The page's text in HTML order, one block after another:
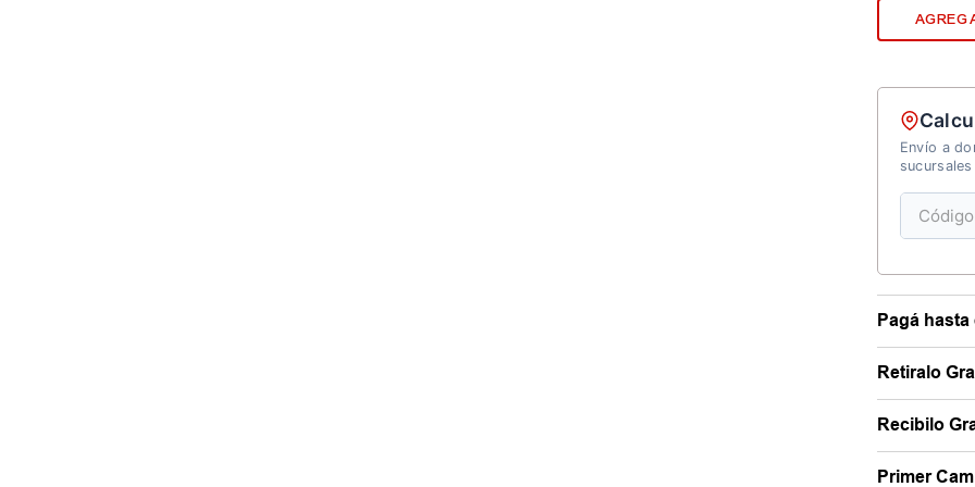
Envío a
sucursales
Pagá
Retiralo
Recibilo
Primer